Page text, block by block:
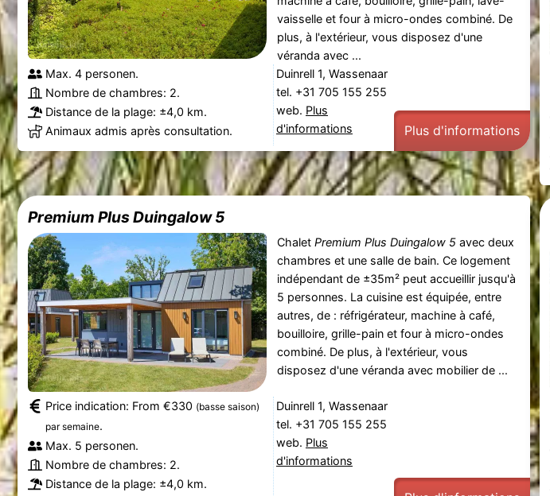
vaisselle et four à micro-ondes combiné. De
plus, à l'extérieur, vous disposez d'une
véranda avec ...
Max. 4 personen.
Nombre de chambres: 2.
Distance de la plage: ±4,0 km.
Animaux admis après consultation.
Duinrell 1, Wassenaar
tel. +31 705 155 255
web. Plus
d'informations
Plus d'informations
Premium Plus Duingalow 5
Chalet Premium Plus Duingalow 5avec deux
chambres et une salle de bain. Ce logement
indépendant de ±35m² peut accueillir jusqu'à
5 personnes. La cuisine est équipée, entre
autres, de : réfrigérateur, machine à café,
bouilloire, grille-pain et four à micro-ondes
combiné. De plus, à l'extérieur, vous
disposez d'une véranda avec mobilier de ...
Price indication: From €330 (basse saison)
par semaine.
Max. 5 personen.
Nombre de chambres: 2.
Distance de la plage: ±4,0 km.
Duinrell 1, Wassenaar
tel. +31 705 155 255
web. Plus
d'informations